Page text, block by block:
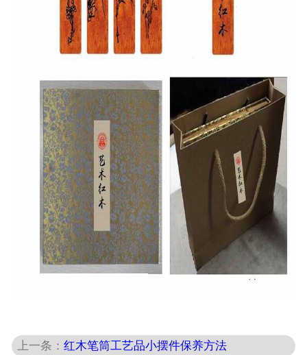
上一条：红木笔筒工艺品小摆件保养方法